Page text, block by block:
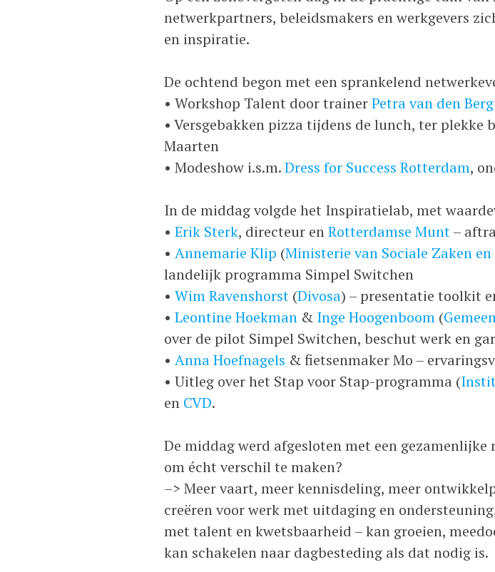
7
0
2
5
n
n
n
i
k
netwerkpartners, beleidsmakers en werkgevers
en inspiratie.
De ochtend begon met een sprankelend
• Workshop Talent door trainerPetra van den Berg
• Versgebakken pizza tijdens de lunch, ter plekke
Maarten
• Modeshow i.s.m.Dress for Success Rotterdam,
In de middag volgde het Inspiratielab, met
• Erik Sterk, directeur enRotterdamse Munt–
• Annemarie Klip (Ministerie van Sociale Zaken
landelijk programma Simpel Switchen
• Wim Ravenshorst(Divosa) – presentatie toolkit
• Leontine Hoekman& Inge Hoogenboom(
over de pilot Simpel Switchen, beschut werk en
• Anna Hoefnagels & fietsenmaker Mo –
• Uitleg over het Stap voor Stap-programma (
en CVD.
De middag werd afgesloten met een
om écht verschil te maken?
–> Meer vaart, meer kennisdeling, meer
creëren voor werk met uitdaging en
met talent en kwetsbaarheid – kan groeien,
kan schakelen naar dagbesteding als dat nodig is.